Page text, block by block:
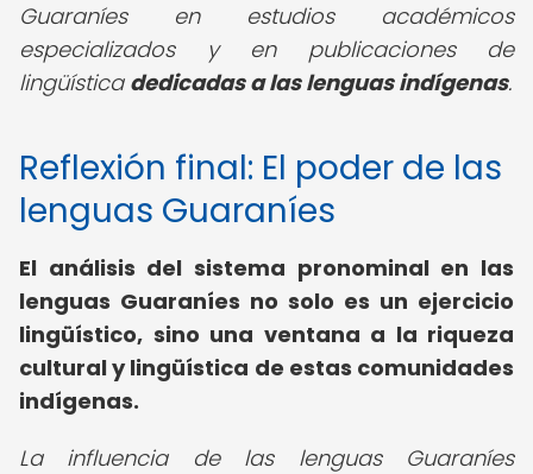
Guaraníes en estudios académicos
especializados y en publicaciones de
lingüística dedicadas a las lenguas indígenas.
Reflexión final: El poder de las
lenguas Guaraníes
El análisis del sistema pronominal en las
lenguas Guaraníes no solo es un ejercicio
lingüístico, sino una ventana a la riqueza
cultural y lingüística de estas comunidades
indígenas.
La influencia de las lenguas Guaraníes